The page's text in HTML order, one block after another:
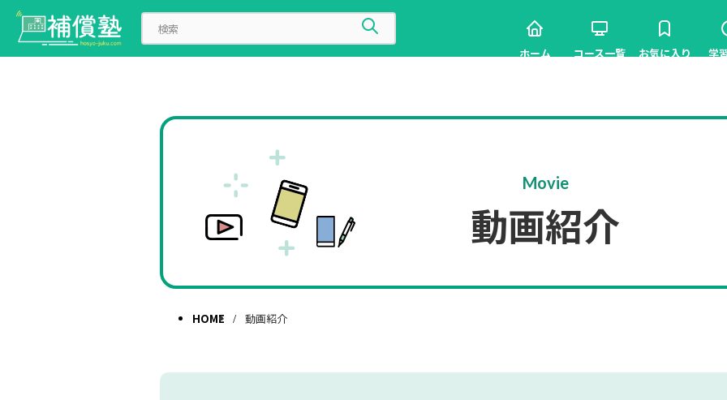
ホーム コース一覧 お気に入り 学
Movie
動画紹介
HOME 動画紹介